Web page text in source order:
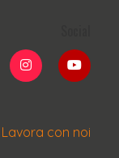
Lavora con noi